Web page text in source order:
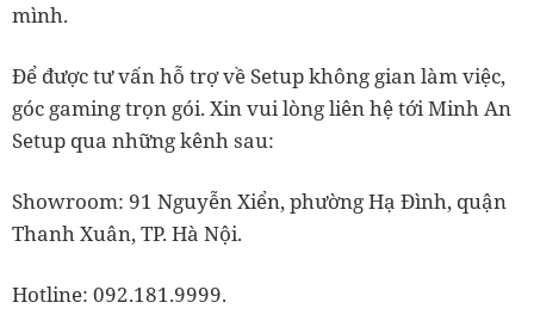
mình.
Để được tư vấn hỗ trợ về Setup không gian làm việc,
góc gaming trọn gói. Xin vui lòng liên hệ tới Minh An
Setup qua những kênh sau:
Showroom: 91 Nguyễn Xiển, phường Hạ Đình, quận
Thanh Xuân, TP. Hà Nội.
Hotline: 092.181.9999.